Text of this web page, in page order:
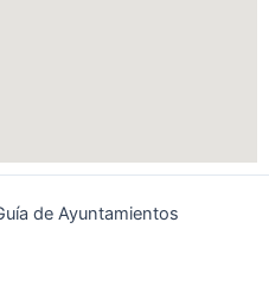
de Ayuntamientos